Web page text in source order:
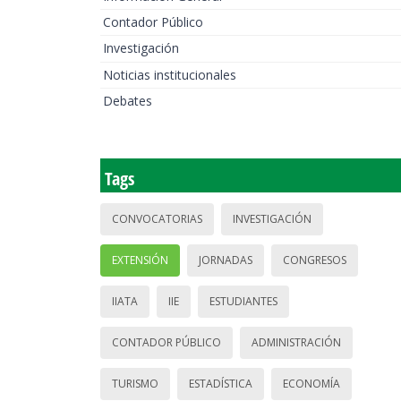
Contador Público
Investigación
Noticias institucionales
Debates
Tags
CONVOCATORIAS INVESTIGACIÓN
EXTENSIÓN JORNADAS CONGRESOS
IIATA IIE ESTUDIANTES
CONTADOR PÚBLICO ADMINISTRACIÓN
TURISMO ESTADÍSTICA ECONOMÍA